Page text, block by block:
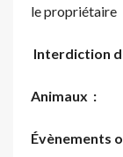
le propriétaire
Interdiction
Animaux :
Évènements